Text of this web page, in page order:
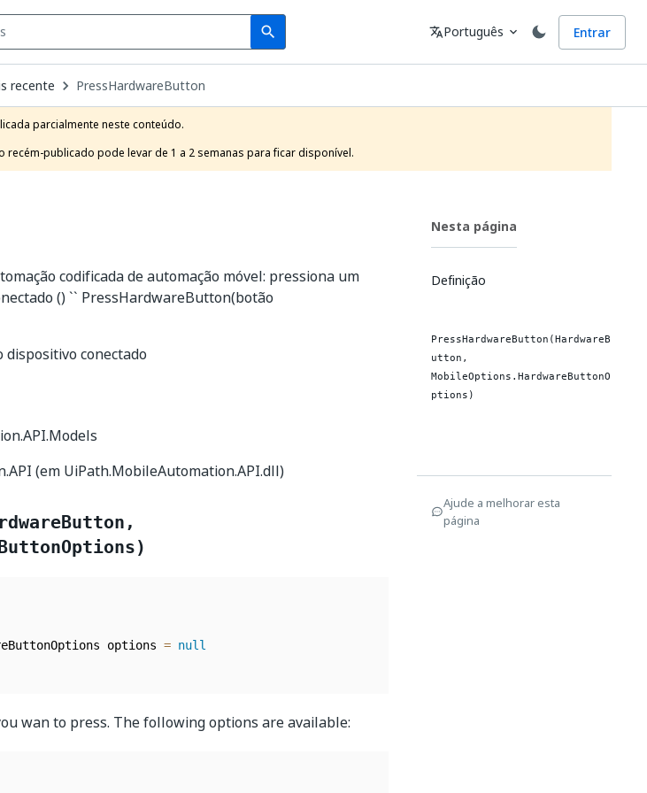
search
Search Idioma
translatePortuguês expand_more Entrar
recente PressHardwareButton
parcialmente neste conteúdo.
recém-publicado pode levar de 1 a 2 semanas para ficar disponível.
codificada de automação móvel: pressiona um
() `` PressHardwareButton(botão
conectado
(em UiPath.MobileAutomation.API.dll)
options = null
wan to press. The following options are available:
Nesta página
Definição
PressHardwareButton(HardwareB
utton,
MobileOptions.HardwareButtonO
ptions)
Ajude a melhorar esta
página